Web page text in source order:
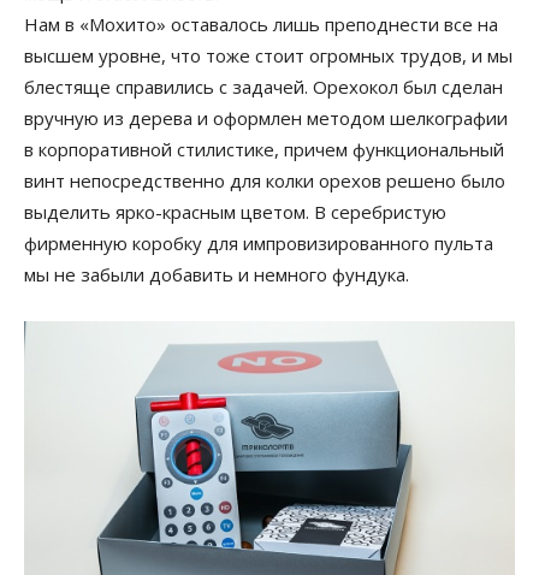
Нам в «Мохито» оставалось лишь преподнести все на
высшем уровне, что тоже стоит огромных трудов, и мы
блестяще справились с задачей. Орехокол был сделан
вручную из дерева и оформлен методом шелкографии
в корпоративной стилистике, причем функциональный
винт непосредственно для колки орехов решено было
выделить ярко-красным цветом. В серебристую
фирменную коробку для импровизированного пульта
мы не забыли добавить и немного фундука.